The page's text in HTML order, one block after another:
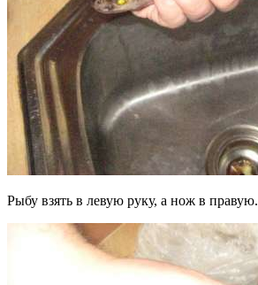
Рыбу взять в левую руку, а нож в правую.